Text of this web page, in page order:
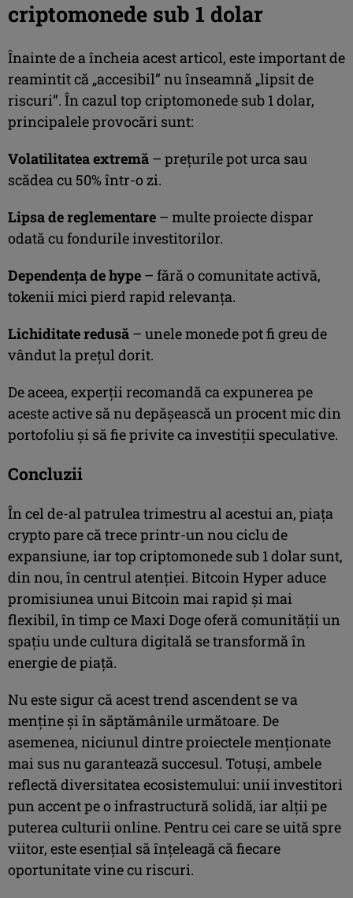
criptomonede sub 1 dolar
Înainte de a încheia acest articol, este important de
reamintit că „accesibil” nu înseamnă „lipsit de
riscuri”. În cazul top criptomonede sub 1 dolar,
principalele provocări sunt:
Volatilitatea extremă – prețurile pot urca sau
scădea cu 50% într-o zi.
Lipsa de reglementare – multe proiecte dispar
odată cu fondurile investitorilor.
Dependența de hype – fără o comunitate activă,
tokenii mici pierd rapid relevanța.
Lichiditate redusă – unele monede pot fi greu de
vândut la prețul dorit.
De aceea, experții recomandă ca expunerea pe
aceste active să nu depășească un procent mic din
portofoliu și să fie privite ca investiții speculative.
Concluzii
În cel de-al patrulea trimestru al acestui an, piața
crypto pare că trece printr-un nou ciclu de
expansiune, iar top criptomonede sub 1 dolar sunt,
din nou, în centrul atenției. Bitcoin Hyper aduce
promisiunea unui Bitcoin mai rapid și mai
flexibil, în timp ce Maxi Doge oferă comunității un
spațiu unde cultura digitală se transformă în
energie de piață.
Nu este sigur că acest trend ascendent se va
menține și în săptămânile următoare. De
asemenea, niciunul dintre proiectele menționate
mai sus nu garantează succesul. Totuși, ambele
reflectă diversitatea ecosistemului: unii investitori
pun accent pe o infrastructură solidă, iar alții pe
puterea culturii online. Pentru cei care se uită spre
viitor, este esențial să înțeleagă că fiecare
oportunitate vine cu riscuri.